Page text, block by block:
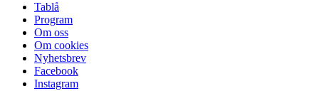
Tablå
Program
Om oss
Om cookies
Nyhetsbrev
Facebook
Instagram